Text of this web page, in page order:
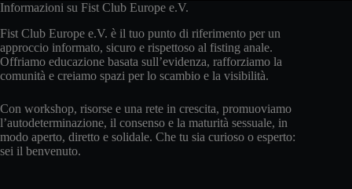
Informazioni su Fist Club Europe e.V.
Fist Club Europe e.V. è il tuo punto di riferimento per un
approccio informato, sicuro e rispettoso al fisting anale.
Offriamo educazione basata sull’evidenza, rafforziamo la
comunità e creiamo spazi per lo scambio e la visibilità.
Con workshop, risorse e una rete in crescita, promuoviamo
l’autodeterminazione, il consenso e la maturità sessuale, in
modo aperto, diretto e solidale. Che tu sia curioso o esperto:
sei il benvenuto.